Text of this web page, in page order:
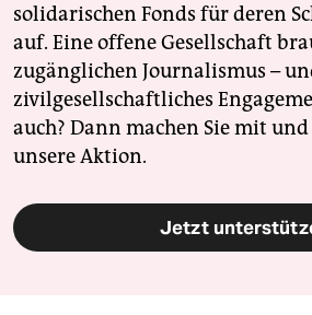
solidarischen Fonds für deren
auf. Eine offene Gesellschaft
zugänglichen Journalismus –
zivilgesellschaftliches
auch? Dann machen Sie mit
unsere Aktion.
Jetzt